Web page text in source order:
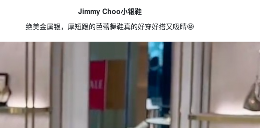
Jimmy Choo小银鞋
绝美金属银，厚短跟的芭蕾舞鞋真的好穿好搭又吸睛🤩